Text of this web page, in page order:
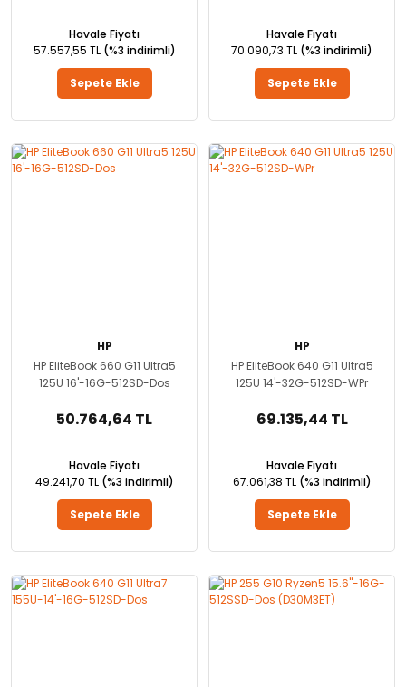
Havale Fiyatı
57.557,55 TL (%3 indirimli)
Sepete Ekle
Havale Fiyatı
70.090,73 TL (%3 indirimli)
Sepete Ekle
HP
HP EliteBook 660 G11 Ultra5
125U 16'-16G-512SD-Dos
50.764,64 TL
Havale Fiyatı
49.241,70 TL (%3 indirimli)
Sepete Ekle
HP
HP EliteBook 640 G11 Ultra5
125U 14'-32G-512SD-WPr
69.135,44 TL
Havale Fiyatı
67.061,38 TL (%3 indirimli)
Sepete Ekle